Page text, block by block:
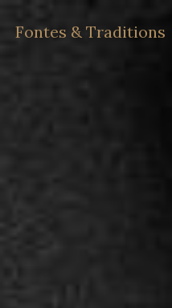
Fontes & Traditions